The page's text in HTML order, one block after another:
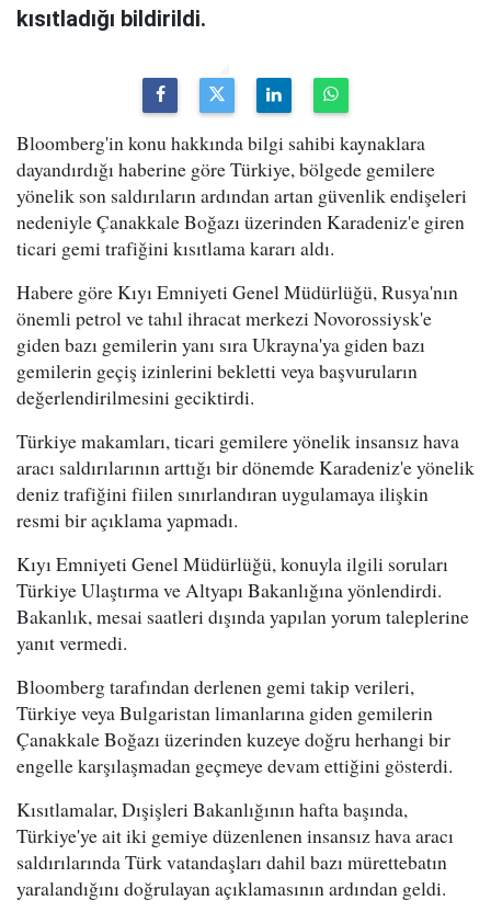
kısıtladığı bildirildi.
Bloomberg'in konu hakkında bilgi sahibi kaynaklara
dayandırdığı haberine göre Türkiye, bölgede gemilere
yönelik son saldırıların ardından artan güvenlik endişeleri
nedeniyle Çanakkale Boğazı üzerinden Karadeniz'e giren
ticari gemi trafiğini kısıtlama kararı aldı.
Habere göre Kıyı Emniyeti Genel Müdürlüğü, Rusya'nın
önemli petrol ve tahıl ihracat merkezi Novorossiysk'e
giden bazı gemilerin yanı sıra Ukrayna'ya giden bazı
gemilerin geçiş izinlerini bekletti veya başvuruların
değerlendirilmesini geciktirdi.
Türkiye makamları, ticari gemilere yönelik insansız hava
aracı saldırılarının arttığı bir dönemde Karadeniz'e yönelik
deniz trafiğini fiilen sınırlandıran uygulamaya ilişkin
resmi bir açıklama yapmadı.
Kıyı Emniyeti Genel Müdürlüğü, konuyla ilgili soruları
Türkiye Ulaştırma ve Altyapı Bakanlığına yönlendirdi.
Bakanlık, mesai saatleri dışında yapılan yorum taleplerine
yanıt vermedi.
Bloomberg tarafından derlenen gemi takip verileri,
Türkiye veya Bulgaristan limanlarına giden gemilerin
Çanakkale Boğazı üzerinden kuzeye doğru herhangi bir
engelle karşılaşmadan geçmeye devam ettiğini gösterdi.
Kısıtlamalar, Dışişleri Bakanlığının hafta başında,
Türkiye'ye ait iki gemiye düzenlenen insansız hava aracı
saldırılarında Türk vatandaşları dahil bazı mürettebatın
yaralandığını doğrulayan açıklamasının ardından geldi.